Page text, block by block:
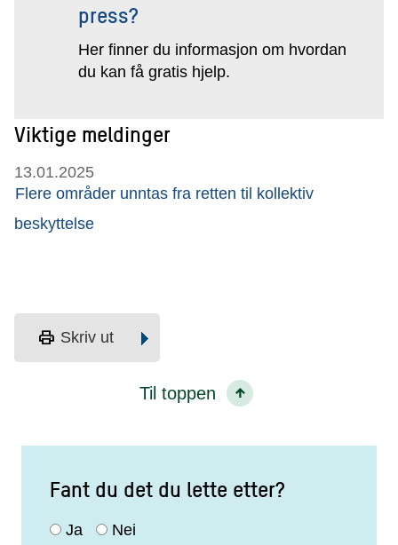
press?
Her finner du informasjon om hvordan
du kan få gratis hjelp.
Viktige meldinger
13.01.2025
Flere områder unntas fra retten til kollektiv
beskyttelse
print Skriv ut
Til toppen
Fant du det du lette etter?
Ja Nei